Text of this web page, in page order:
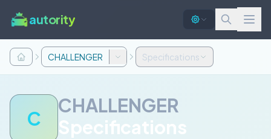
autority
CHALLENGER Specifications
C
CHALLENGER
Specifications